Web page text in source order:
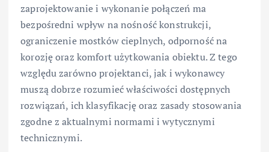
zaprojektowanie i wykonanie połączeń ma
bezpośredni wpływ na nośność konstrukcji,
ograniczenie mostków cieplnych, odporność na
korozję oraz komfort użytkowania obiektu. Z tego
względu zarówno projektanci, jak i wykonawcy
muszą dobrze rozumieć właściwości dostępnych
rozwiązań, ich klasyfikację oraz zasady stosowania
zgodne z aktualnymi normami i wytycznymi
technicznymi.